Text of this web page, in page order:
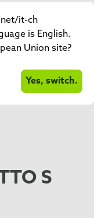
S
it-ch
is English.
Union site?
Yes, switch.